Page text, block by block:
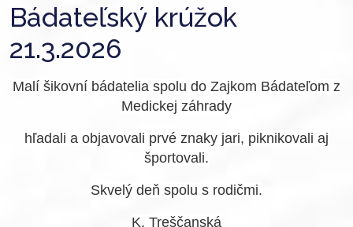
Bádateľský krúžok
21.3.2026
Malí šikovní bádatelia spolu do Zajkom Bádateľom z
Medickej záhrady
hľadali a objavovali prvé znaky jari, piknikovali aj
športovali.
Skvelý deň spolu s rodičmi.
K. Treščanská